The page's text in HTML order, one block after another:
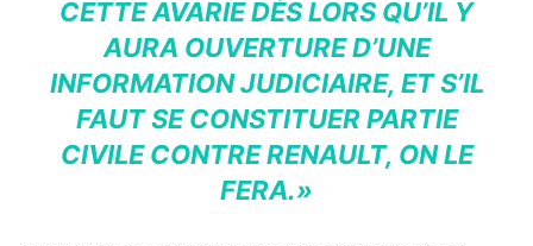
CETTE AVARIE DÈS LORS QU’IL Y
AURA OUVERTURE D’UNE
INFORMATION JUDICIAIRE, ET S’IL
FAUT SE CONSTITUER PARTIE
CIVILE CONTRE RENAULT, ON LE
FERA.»